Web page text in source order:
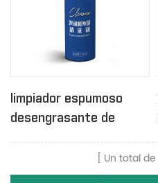
limpiador espumoso
desengrasante de
Un total de